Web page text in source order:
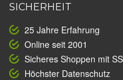
SICHERHEIT
25 Jahre Erfahrung
Online seit 2001
Sicheres Shoppen mit
Höchster Datenschutz